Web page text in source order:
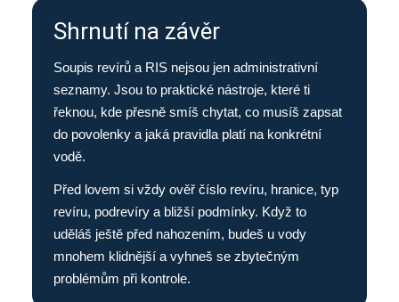
Shrnutí na závěr
Soupis revírů a RIS nejsou jen administrativní
seznamy. Jsou to praktické nástroje, které ti
řeknou, kde přesně smíš chytat, co musíš zapsat
do povolenky a jaká pravidla platí na konkrétní
vodě.
Před lovem si vždy ověř číslo revíru, hranice, typ
revíru, podrevíry a bližší podmínky. Když to
uděláš ještě před nahozením, budeš u vody
mnohem klidnější a vyhneš se zbytečným
problémům při kontrole.